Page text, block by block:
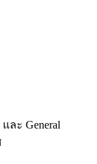
ละ General